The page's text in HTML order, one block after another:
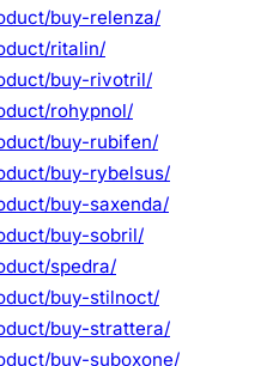
buy-relenza/
ritalin/
buy-rivotril/
rohypnol/
buy-rubifen/
buy-rybelsus/
buy-saxenda/
buy-sobril/
spedra/
buy-stilnoct/
buy-strattera/
buy-suboxone/